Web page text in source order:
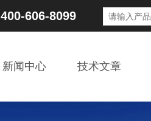
400-606-8099
新闻中心 技术文章